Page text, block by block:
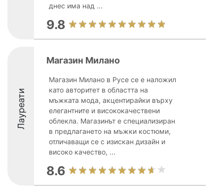
днес има над ...
9.8
Лауреати
Магазин Милано
Магазин Милано в Русе се е наложил
като авторитет в областта на
мъжката мода, акцентирайки върху
елегантните и висококачествени
облекла. Магазинът е специализиран
в предлагането на мъжки костюми,
отличаващи се с изискан дизайн и
високо качество, ...
8.6